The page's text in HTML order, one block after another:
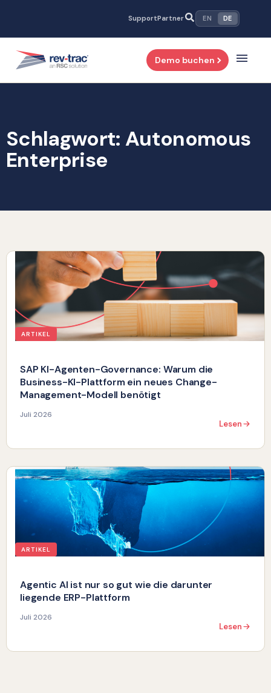
springen
SupportPartner EN DE
Demo buchen
Schlagwort: Autonomous
Enterprise
ARTIKEL
SAP KI-Agenten-Governance: Warum die
Business-KI-Plattform ein neues Change-
Management-Modell benötigt
Juli 2026
Lesen
ARTIKEL
Agentic AI ist nur so gut wie die darunter
liegende ERP-Plattform
Juli 2026
Lesen